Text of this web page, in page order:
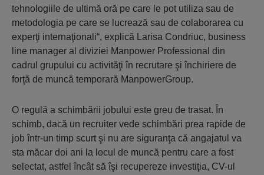
tehnologiile de ultimă oră pe care le pot utiliza sau de
metodologia pe care se lucrează sau de colaborarea cu
experţi internaţionali“, explică Larisa Condriuc, business
line manager al diviziei Manpower Professional din
cadrul grupului cu activităţi în recrutare şi închiriere de
forţă de muncă temporară ManpowerGroup.
O regulă a schimbării jobului este greu de trasat. În
schimb, dacă un recruiter vede schimbări prea rapide de
job într-un timp scurt şi nu are siguranţa că angajatul va
sta măcar doi ani la locul de muncă pentru care a fost
selectat, astfel încât să îşi recupereze investiţia, CV-ul